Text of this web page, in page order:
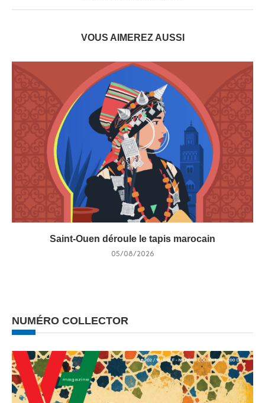
VOUS AIMEREZ AUSSI
Saint-Ouen déroule le tapis marocain
05/08/2026
NUMÉRO COLLECTOR